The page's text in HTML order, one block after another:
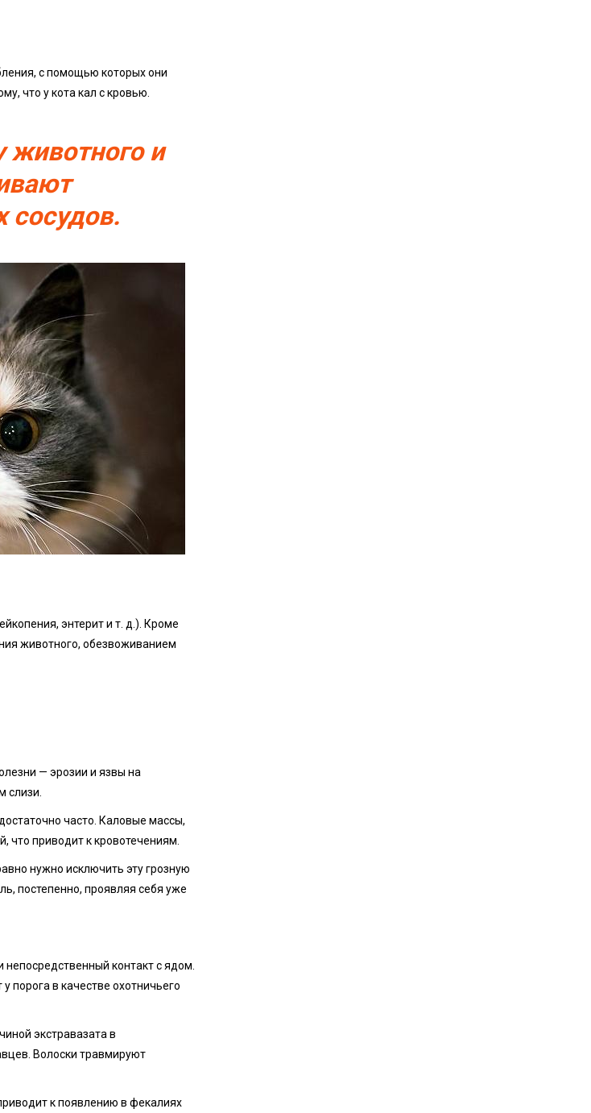
с помощью которых они
что у кота кал с кровью.
животного и
сосудов.
энтерит и т. д.). Кроме
животного, обезвоживанием
— эрозии и язвы на
слизи.
часто. Каловые массы,
что приводит к кровотечениям.
нужно исключить эту грозную
постепенно, проявляя себя уже
контакт с ядом.
порога в качестве охотничьего
экстравазата в
Волоски травмируют
к появлению в фекалиях